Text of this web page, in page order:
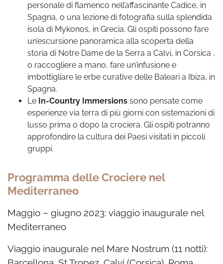
personale di flamenco nell’affascinante Cadice, in
Spagna, o una lezione di fotografia sulla splendida
isola di Mykonos, in Grecia. Gli ospiti possono fare
un’escursione panoramica alla scoperta della
storia di Notre Dame de la Serra a Calvi, in Corsica ,
o raccogliere a mano, fare un’infusione e
imbottigliare le erbe curative delle Baleari a Ibiza, in
Spagna.
Le In-Country Immersions sono pensate come
esperienze via terra di più giorni con sistemazioni di
lusso prima o dopo la crociera. Gli ospiti potranno
approfondire la cultura dei Paesi visitati in piccoli
gruppi.
Programma delle Crociere nel
Mediterraneo
Maggio – giugno 2023: viaggio inaugurale nel
Mediterraneo
Viaggio inaugurale nel Mare Nostrum (11 notti):